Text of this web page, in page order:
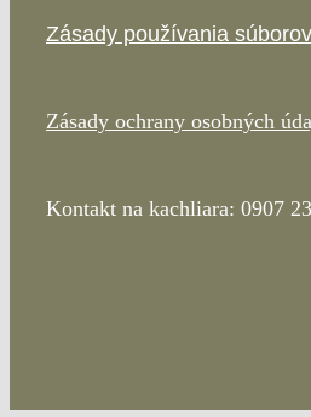
Zásady používania
Zásady ochrany osobných
Kontakt na kachliara: 0907